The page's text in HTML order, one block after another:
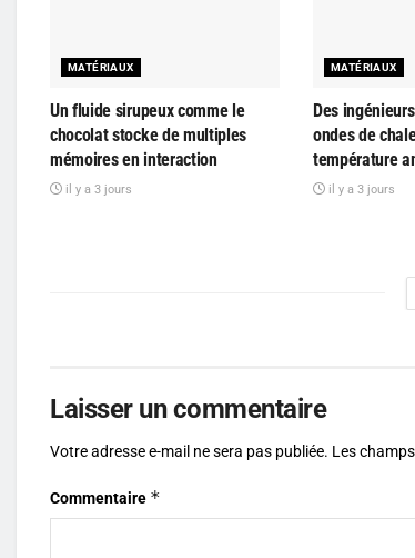
MATÉRIAUX
Un fluide sirupeux comme le
chocolat stocke de multiples
mémoires en interaction
il y a 3 jours
MATÉRIAUX
Des
ondes de
température
il y a 3 jours
Laisser un commentaire
Votre adresse e-mail ne sera pas publiée. Les
Commentaire *